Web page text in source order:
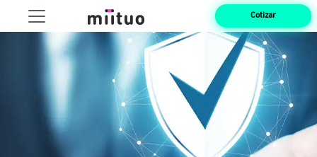
Cotizar